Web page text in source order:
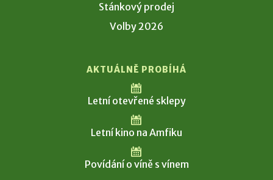
Stánkový prodej
Volby 2026
AKTUÁLNĚ PROBÍHÁ
Letní otevřené sklepy
Letní kino na Amfiku
Povídání o víně s vínem